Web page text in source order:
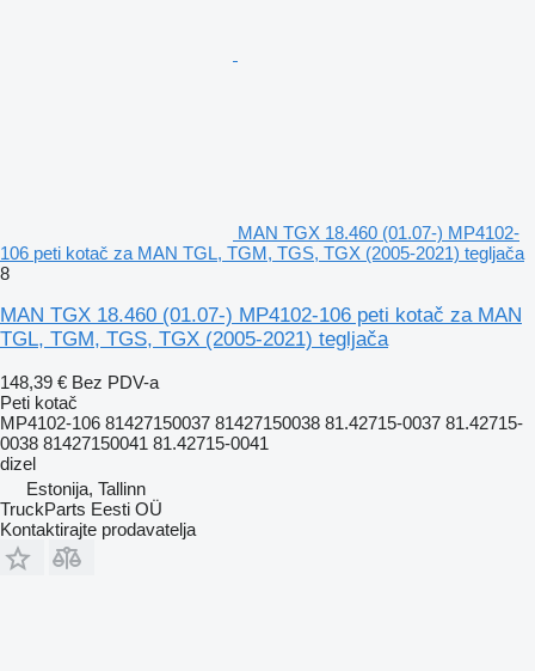
MAN TGX 18.460 (01.07-) MP4102-
106 peti kotač za MAN TGL, TGM, TGS, TGX (2005-2021) tegljača
8
MAN TGX 18.460 (01.07-) MP4102-106 peti kotač za MAN
TGL, TGM, TGS, TGX (2005-2021) tegljača
148,39 € Bez PDV-a
Peti kotač
MP4102-106 81427150037 81427150038 81.42715-0037 81.42715-
0038 81427150041 81.42715-0041
dizel
Estonija, Tallinn
TruckParts Eesti OÜ
Kontaktirajte prodavatelja